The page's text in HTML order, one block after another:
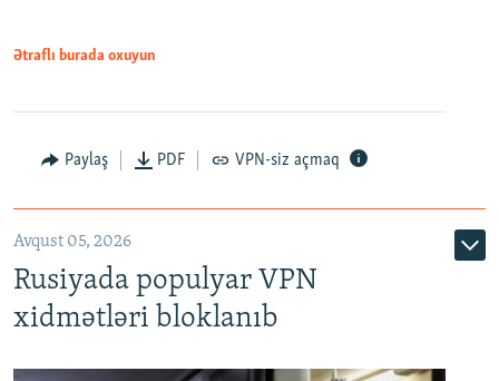
Ətraflı burada oxuyun
Paylaş PDF VPN-siz açmaq
Avqust 05, 2026
Rusiyada populyar VPN
xidmətləri bloklanıb